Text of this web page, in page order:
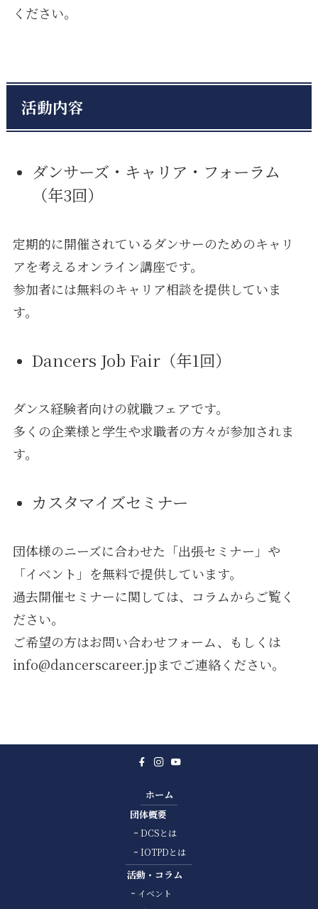
ください。
活動内容
ダンサーズ・キャリア・フォーラム
（年3回）
定期的に開催されているダンサーのためのキャリ
アを考えるオンライン講座です。
参加者には無料のキャリア相談を提供していま
す。
Dancers Job Fair（年1回）
ダンス経験者向けの就職フェアです。
多くの企業様と学生や求職者の方々が参加されま
す。
カスタマイズセミナー
団体様のニーズに合わせた「出張セミナー」や
「イベント」を無料で提供しています。
過去開催セミナーに関しては、コラムからご覧く
ださい。
ご希望の方はお問い合わせフォーム、もしくは
info@dancerscareer.jpまでご連絡ください。
ホーム
団体概要
DCSとは
IOTPDとは
活動・コラム
イベント